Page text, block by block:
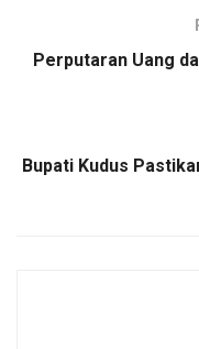
Perputaran Uang
Bupati Kudus